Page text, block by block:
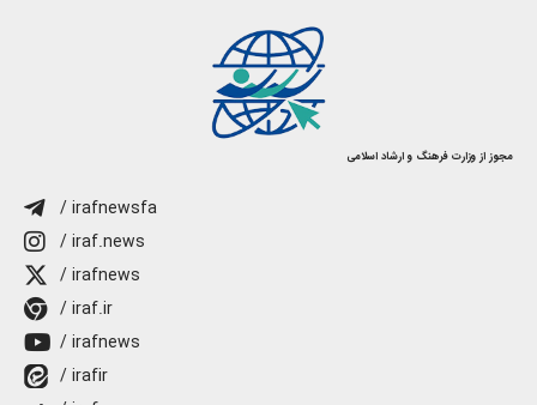
مجوز از وزارت فرهنگ و ارشاد اسلامی
/ irafnewsfa
/ iraf.news
/ irafnews
/ iraf.ir
/ irafnews
/ irafir